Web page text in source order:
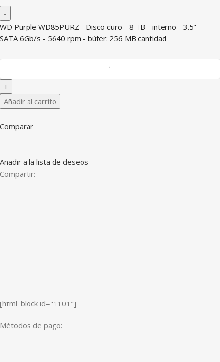
WD Purple WD85PURZ - Disco duro - 8 TB - interno - 3.5" -
SATA 6Gb/s - 5640 rpm - búfer: 256 MB cantidad
Añadir al carrito
Comparar
Añadir a la lista de deseos
Compartir:
[html_block id="1101"]
Métodos de pago: